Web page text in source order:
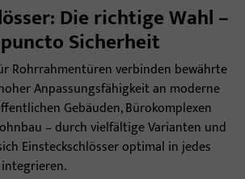
Die richtige Wahl –
Sicherheit
Rohrrahmentüren verbinden bewährte
Anpassungsfähigkeit an moderne
Gebäuden, Bürokomplexen
– durch vielfältige Varianten und
Einsteckschlösser optimal in jedes